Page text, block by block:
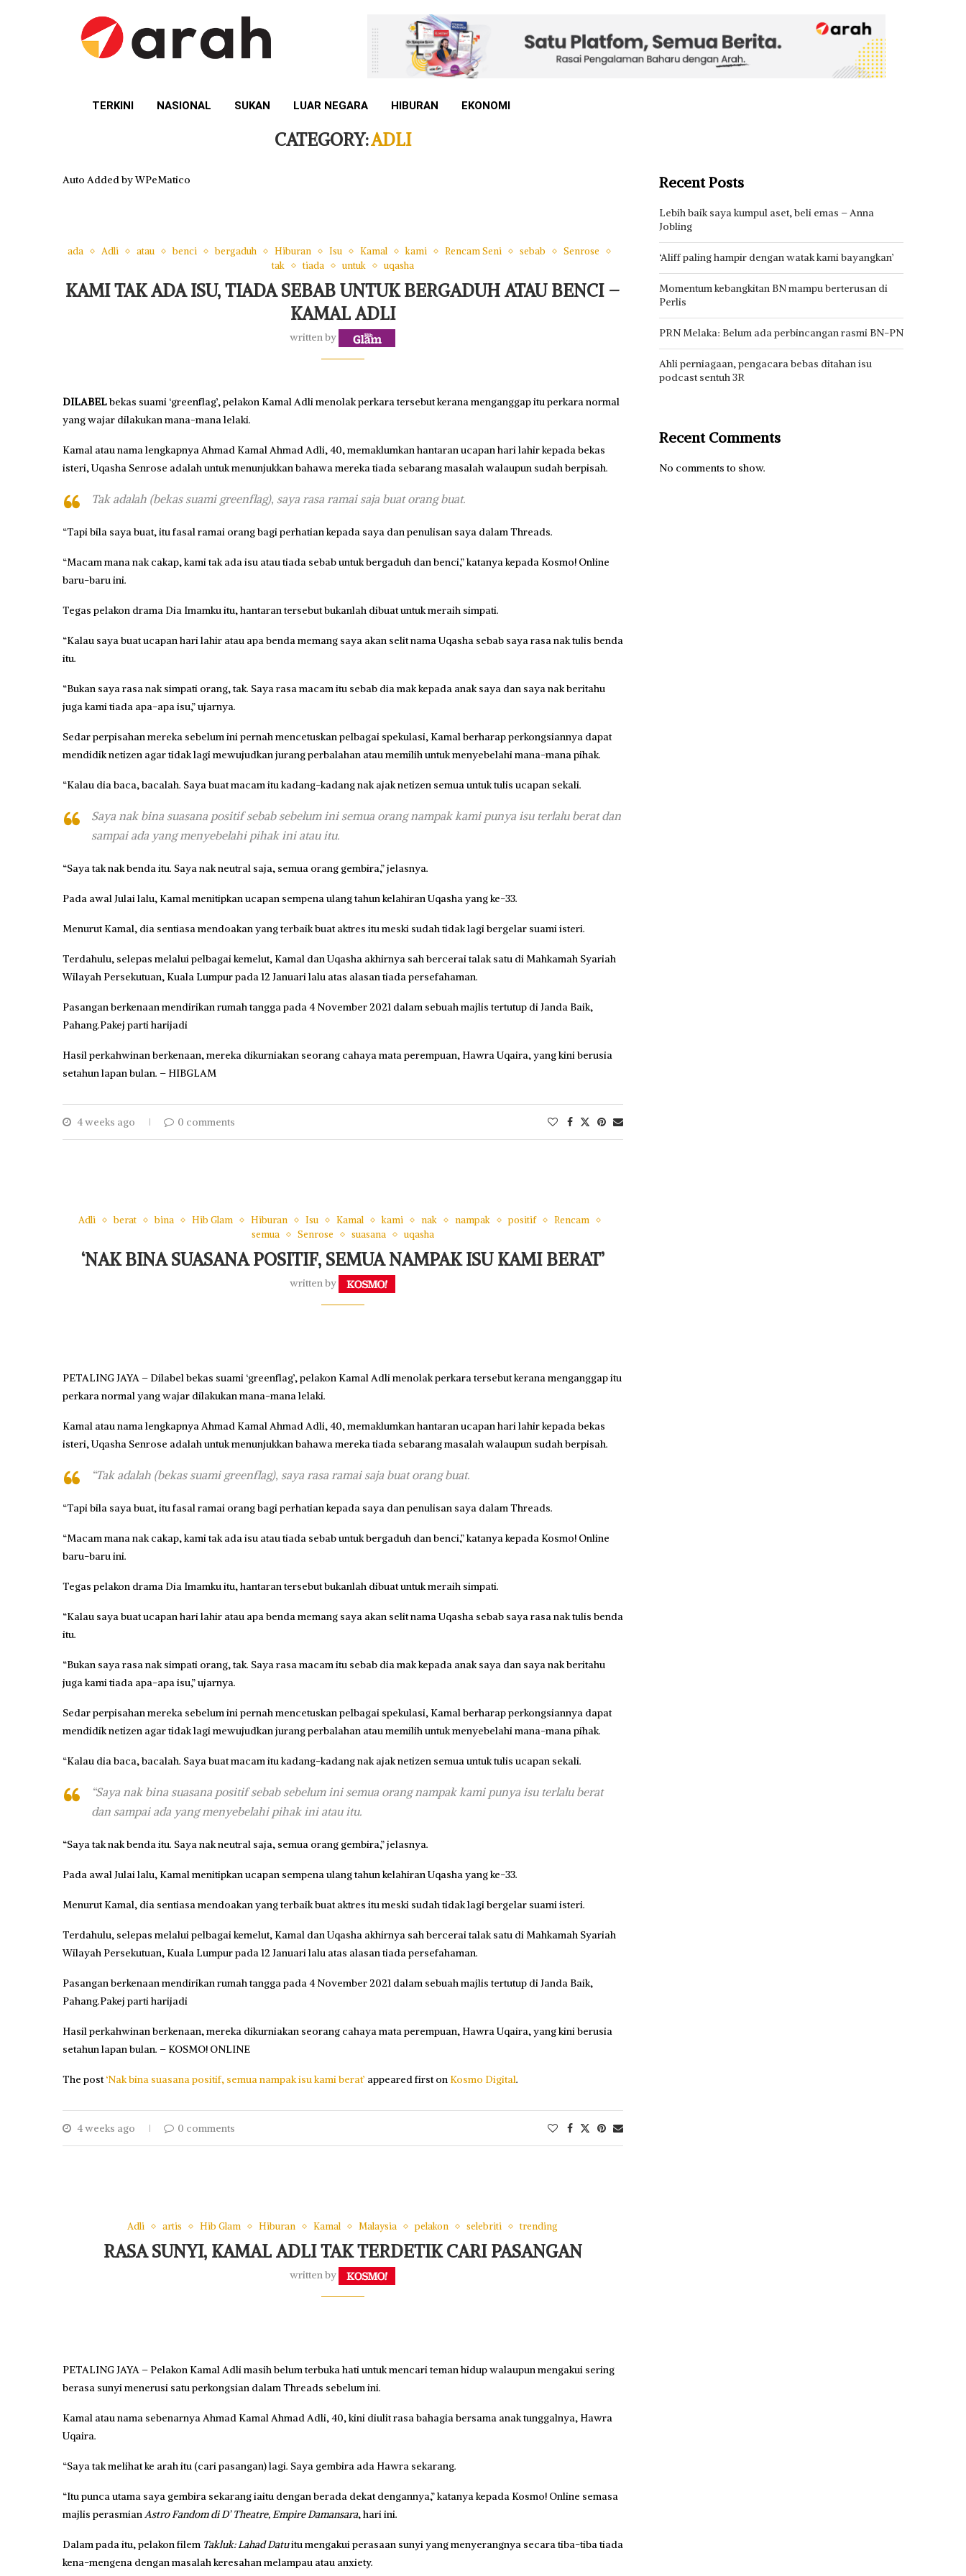
TERKINI NASIONAL SUKAN LUAR NEGARA HIBURAN EKONOMI
CATEGORY:ADLI
Auto Added by WPeMatico
ada Adli atau benci bergaduh Hiburan Isu Kamal kami Rencam Seni sebab
Senrose
tak
tiada untuk uqasha
KAMI TAK ADA ISU, TIADA SEBAB UNTUK BERGADUH ATAU BENCI –
KAMAL ADLI
written by
DILABELbekas suami ‘greenflag’, pelakon Kamal Adli menolak perkara tersebut kerana menganggap itu perkara normal
yang wajar dilakukan mana-mana lelaki.
Kamal atau nama lengkapnya Ahmad Kamal Ahmad Adli, 40, memaklumkan hantaran ucapan hari lahir kepada bekas
isteri, Uqasha Senrose adalah untuk menunjukkan bahawa mereka tiada sebarang masalah walaupun sudah berpisah.
Tak adalah (bekas suami greenflag), saya rasa ramai saja buat orang buat.
“Tapi bila saya buat, itu fasal ramai orang bagi perhatian kepada saya dan penulisan saya dalam Threads.
“Macam mana nak cakap, kami tak ada isu atau tiada sebab untuk bergaduh dan benci,” katanya kepada Kosmo! Online
baru-baru ini.
Tegas pelakon drama Dia Imamku itu, hantaran tersebut bukanlah dibuat untuk meraih simpati.
“Kalau saya buat ucapan hari lahir atau apa benda memang saya akan selit nama Uqasha sebab saya rasa nak tulis benda
itu.
“Bukan saya rasa nak simpati orang, tak. Saya rasa macam itu sebab dia mak kepada anak saya dan saya nak beritahu
juga kami tiada apa-apa isu,” ujarnya.
Sedar perpisahan mereka sebelum ini pernah mencetuskan pelbagai spekulasi, Kamal berharap perkongsiannya dapat
mendidik netizen agar tidak lagi mewujudkan jurang perbalahan atau memilih untuk menyebelahi mana-mana pihak.
“Kalau dia baca, bacalah. Saya buat macam itu kadang-kadang nak ajak netizen semua untuk tulis ucapan sekali.
Saya nak bina suasana positif sebab sebelum ini semua orang nampak kami punya isu terlalu berat dan
sampai ada yang menyebelahi pihak ini atau itu.
“Saya tak nak benda itu. Saya nak neutral saja, semua orang gembira,” jelasnya.
Pada awal Julai lalu, Kamal menitipkan ucapan sempena ulang tahun kelahiran Uqasha yang ke-33.
Menurut Kamal, dia sentiasa mendoakan yang terbaik buat aktres itu meski sudah tidak lagi bergelar suami isteri.
Terdahulu, selepas melalui pelbagai kemelut, Kamal dan Uqasha akhirnya sah bercerai talak satu di Mahkamah Syariah
Wilayah Persekutuan, Kuala Lumpur pada 12 Januari lalu atas alasan tiada persefahaman.
Pasangan berkenaan mendirikan rumah tangga pada 4 November 2021 dalam sebuah majlis tertutup di Janda Baik,
Pahang.Pakej parti harijadi
Hasil perkahwinan berkenaan, mereka dikurniakan seorang cahaya mata perempuan, Hawra Uqaira, yang kini berusia
setahun lapan bulan. – HIBGLAM
4 weeks ago 0 comments
Adli berat bina Hib Glam Hiburan Isu Kamal kami nak nampak positif
Rencam
semua
Senrose suasana uqasha
‘NAK BINA SUASANA POSITIF, SEMUA NAMPAK ISU KAMI BERAT’
written by
PETALING JAYA – Dilabel bekas suami ‘greenflag’, pelakon Kamal Adli menolak perkara tersebut kerana menganggap itu
perkara normal yang wajar dilakukan mana-mana lelaki.
Kamal atau nama lengkapnya Ahmad Kamal Ahmad Adli, 40, memaklumkan hantaran ucapan hari lahir kepada bekas
isteri, Uqasha Senrose adalah untuk menunjukkan bahawa mereka tiada sebarang masalah walaupun sudah berpisah.
“Tak adalah (bekas suami greenflag), saya rasa ramai saja buat orang buat.
“Tapi bila saya buat, itu fasal ramai orang bagi perhatian kepada saya dan penulisan saya dalam Threads.
“Macam mana nak cakap, kami tak ada isu atau tiada sebab untuk bergaduh dan benci,” katanya kepada Kosmo! Online
baru-baru ini.
Tegas pelakon drama Dia Imamku itu, hantaran tersebut bukanlah dibuat untuk meraih simpati.
“Kalau saya buat ucapan hari lahir atau apa benda memang saya akan selit nama Uqasha sebab saya rasa nak tulis benda
itu.
“Bukan saya rasa nak simpati orang, tak. Saya rasa macam itu sebab dia mak kepada anak saya dan saya nak beritahu
juga kami tiada apa-apa isu,” ujarnya.
Sedar perpisahan mereka sebelum ini pernah mencetuskan pelbagai spekulasi, Kamal berharap perkongsiannya dapat
mendidik netizen agar tidak lagi mewujudkan jurang perbalahan atau memilih untuk menyebelahi mana-mana pihak.
“Kalau dia baca, bacalah. Saya buat macam itu kadang-kadang nak ajak netizen semua untuk tulis ucapan sekali.
“Saya nak bina suasana positif sebab sebelum ini semua orang nampak kami punya isu terlalu berat
dan sampai ada yang menyebelahi pihak ini atau itu.
“Saya tak nak benda itu. Saya nak neutral saja, semua orang gembira,” jelasnya.
Pada awal Julai lalu, Kamal menitipkan ucapan sempena ulang tahun kelahiran Uqasha yang ke-33.
Menurut Kamal, dia sentiasa mendoakan yang terbaik buat aktres itu meski sudah tidak lagi bergelar suami isteri.
Terdahulu, selepas melalui pelbagai kemelut, Kamal dan Uqasha akhirnya sah bercerai talak satu di Mahkamah Syariah
Wilayah Persekutuan, Kuala Lumpur pada 12 Januari lalu atas alasan tiada persefahaman.
Pasangan berkenaan mendirikan rumah tangga pada 4 November 2021 dalam sebuah majlis tertutup di Janda Baik,
Pahang.Pakej parti harijadi
Hasil perkahwinan berkenaan, mereka dikurniakan seorang cahaya mata perempuan, Hawra Uqaira, yang kini berusia
setahun lapan bulan. – KOSMO! ONLINE
The post‘Nak bina suasana positif, semua nampak isu kami berat’ appeared first on Kosmo Digital.
4 weeks ago 0 comments
Adli artis Hib Glam Hiburan Kamal Malaysia pelakon selebriti trending
RASA SUNYI, KAMAL ADLI TAK TERDETIK CARI PASANGAN
written by
PETALING JAYA – Pelakon Kamal Adli masih belum terbuka hati untuk mencari teman hidup walaupun mengakui sering
berasa sunyi menerusi satu perkongsian dalam Threads sebelum ini.
Kamal atau nama sebenarnya Ahmad Kamal Ahmad Adli, 40, kini diulit rasa bahagia bersama anak tunggalnya, Hawra
Uqaira.
“Saya tak melihat ke arah itu (cari pasangan) lagi. Saya gembira ada Hawra sekarang.
“Itu punca utama saya gembira sekarang iaitu dengan berada dekat dengannya,” katanya kepada Kosmo! Online semasa
majlis perasmianAstro Fandom di D’ Theatre, Empire Damansara, hari ini.
Dalam pada itu, pelakon filem Takluk: Lahad Datuitu mengakui perasaan sunyi yang menyerangnya secara tiba-tiba tiada
kena-mengena dengan masalah keresahan melampau atau anxiety.
Recent Posts
Lebih baik saya kumpul aset, beli emas – Anna
Jobling
‘Aliff paling hampir dengan watak kami bayangkan’
Momentum kebangkitan BN mampu berterusan di
Perlis
PRN Melaka: Belum ada perbincangan rasmi BN-PN
Ahli perniagaan, pengacara bebas ditahan isu
podcast sentuh 3R
Recent Comments
No comments to show.